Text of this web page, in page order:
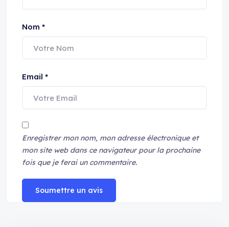
Nom *
Email *
Enregistrer mon nom, mon adresse électronique et
mon site web dans ce navigateur pour la prochaine
fois que je ferai un commentaire.
Soumettre un avis